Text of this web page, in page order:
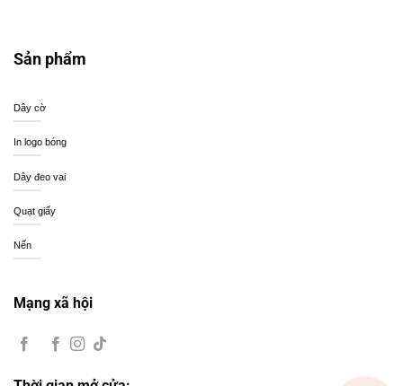
Sản phẩm
Dây cờ
In logo bóng
Dây đeo vai
Quạt giấy
Nến
Mạng xã hội